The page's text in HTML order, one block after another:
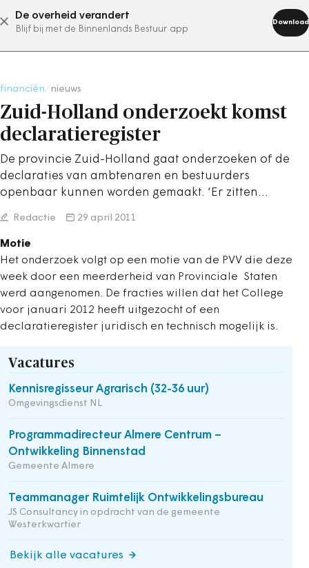
De overheid verandert
Blijf bij met de Binnenlands Bestuur app
Download
abonneer nu
financiën nieuws
Zuid-Holland onderzoekt komst
declaratieregister
De provincie Zuid-Holland gaat onderzoeken of de
declaraties van ambtenaren en bestuurders
openbaar kunnen worden gemaakt. ‘Er zitten…
Redactie 29 april 2011
Motie
Het onderzoek volgt op een motie van de PVV die deze
week door een meerderheid van Provinciale Staten
werd aangenomen. De fracties willen dat het College
voor januari 2012 heeft uitgezocht of een
declaratieregister juridisch en technisch mogelijk is.
Vacatures
Kennisregisseur Agrarisch (32-36 uur)
Omgevingsdienst NL
Programmadirecteur Almere Centrum –
Ontwikkeling Binnenstad
Gemeente Almere
Teammanager Ruimtelijk Ontwikkelingsbureau
JS Consultancy in opdracht van de gemeente
Westerkwartier
Bekijk alle vacatures